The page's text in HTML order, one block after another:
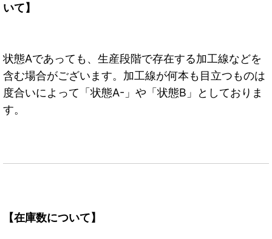
いて】
状態Aであっても、生産段階で存在する加工線などを
含む場合がございます。加工線が何本も目立つものは
度合いによって「状態A-」や「状態B」としておりま
す。
【在庫数について】